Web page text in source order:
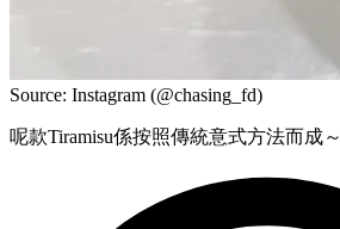
Source: Instagram (@chasing_fd)
呢款Tiramisu係按照傳統意式方法而成～